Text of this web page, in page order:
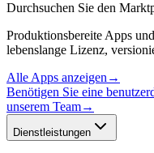
Durchsuchen Sie den
Produktionsbereite Apps
lebenslange Lizenz,
Alle Apps anzeigen →
Benötigen Sie eine
unserem Team→
Dienstleistungen